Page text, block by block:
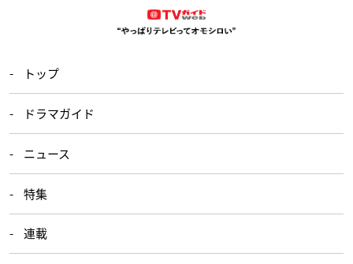
トップ
ドラマガイド
ニュース
特集
連載